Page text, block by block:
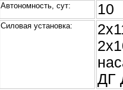
Автономность, сут: 10
Силовая установка:
ДГ